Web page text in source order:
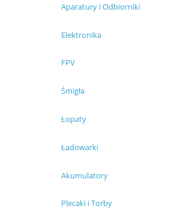
Aparatury i Odbiorniki
Elektronika
FPV
Śmigła
Łopaty
Ładowarki
Akumulatory
Plecaki i Torby